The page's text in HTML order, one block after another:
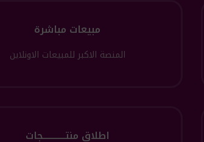
مبيعات مباشرة
المنصة الاكبر للمبيعات الاونلاين
اطلاق منتــــــــــــجات